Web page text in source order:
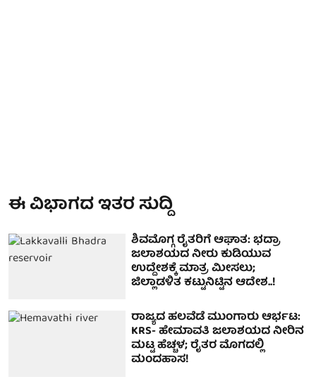
ಈ ವಿಭಾಗದ ಇತರ ಸುದ್ದಿ
ಶಿವಮೊಗ್ಗ ರೈತರಿಗೆ ಆಘಾತ: ಭದ್ರಾ
ಜಲಾಶಯದ ನೀರು ಕುಡಿಯುವ
ಉದ್ದೇಶಕ್ಕೆ ಮಾತ್ರ ಮೀಸಲು;
ಜಿಲ್ಲಾಡಳಿತ ಕಟ್ಟುನಿಟ್ಟಿನ ಆದೇಶ..!
ರಾಜ್ಯದ ಹಲವೆಡೆ ಮುಂಗಾರು ಆರ್ಭಟ:
KRS- ಹೇಮಾವತಿ ಜಲಾಶಯದ ನೀರಿನ
ಮಟ್ಟ ಹೆಚ್ಚಳ; ರೈತರ ಮೊಗದಲ್ಲಿ
ಮಂದಹಾಸ!